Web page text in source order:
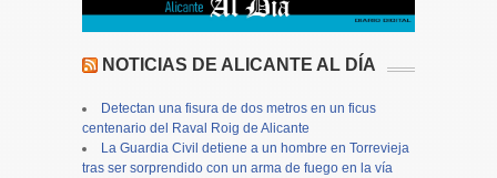
NOTICIAS DE ALICANTE AL DÍA
Detectan una fisura de dos metros en un ficus
centenario del Raval Roig de Alicante
La Guardia Civil detiene a un hombre en Torrevieja
tras ser sorprendido con un arma de fuego en la vía